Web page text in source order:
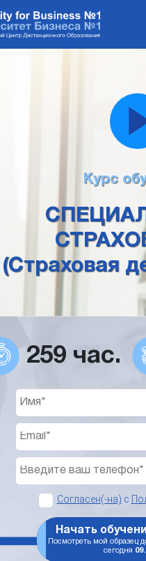
Курс
(Страховая
259 час.
Согласен(-на) с
Начать
Посмотреть мой образец
сегодня